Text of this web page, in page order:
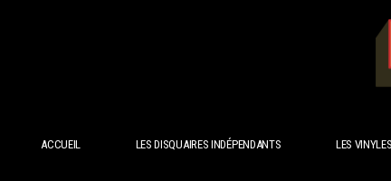
ACCUEIL LES DISQUAIRES INDÉPENDANTS LES VINYLES